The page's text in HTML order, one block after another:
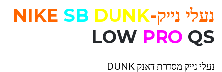
נעלי נייק-NIKE SB DUNK
LOW PRO QS
נעלי נייק מסדרת דאנק DUNK